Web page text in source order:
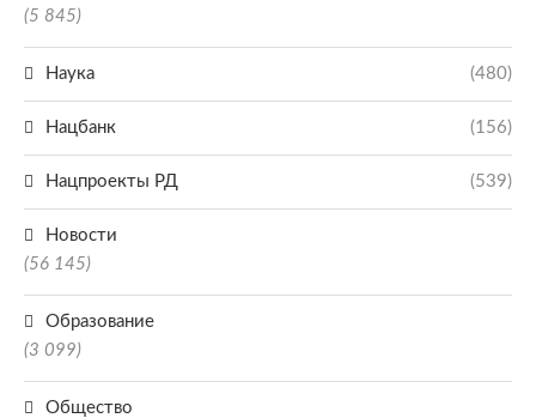
(5 845)
Наука (480)
Нацбанк (156)
Нацпроекты РД (539)
Новости
(56 145)
Образование
(3 099)
Общество